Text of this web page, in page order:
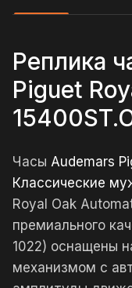
Реплика
Piguet
Часы Audemars
Классические
Royal Oak
премиального
1022) оснащены
механизмом с